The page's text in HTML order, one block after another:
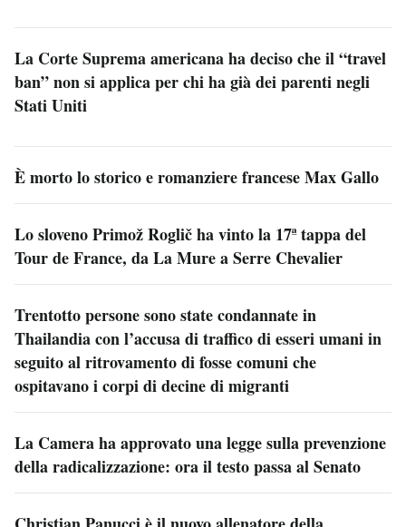
La Corte Suprema americana ha deciso che il “travel
ban” non si applica per chi ha già dei parenti negli
Stati Uniti
È morto lo storico e romanziere francese Max Gallo
Lo sloveno Primož Roglič ha vinto la 17ª tappa del
Tour de France, da La Mure a Serre Chevalier
Trentotto persone sono state condannate in
Thailandia con l’accusa di traffico di esseri umani in
seguito al ritrovamento di fosse comuni che
ospitavano i corpi di decine di migranti
La Camera ha approvato una legge sulla prevenzione
della radicalizzazione: ora il testo passa al Senato